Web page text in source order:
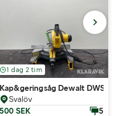
1 dag 2 tim
Kap&geringsåg Dewalt
Svalöv
500 SEK
5